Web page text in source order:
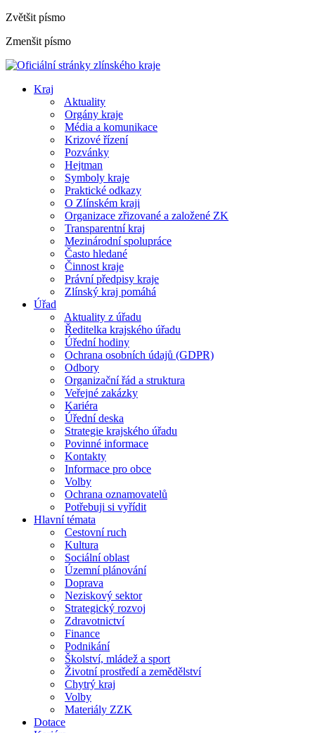
Zvětšit písmo
Zmenšit písmo
Kraj
Aktuality
Orgány kraje
Média a komunikace
Krizové řízení
Pozvánky
Hejtman
Symboly kraje
Praktické odkazy
O Zlínském kraji
Organizace zřizované a založené ZK
Transparentní kraj
Mezinárodní spolupráce
Často hledané
Činnost kraje
Právní předpisy kraje
Zlínský kraj pomáhá
Úřad
Aktuality z úřadu
Ředitelka krajského úřadu
Úřední hodiny
Ochrana osobních údajů (GDPR)
Odbory
Organizační řád a struktura
Veřejné zakázky
Kariéra
Úřední deska
Strategie krajského úřadu
Povinné informace
Kontakty
Informace pro obce
Volby
Ochrana oznamovatelů
Potřebuji si vyřídit
Hlavní témata
Cestovní ruch
Kultura
Sociální oblast
Územní plánování
Doprava
Neziskový sektor
Strategický rozvoj
Zdravotnictví
Finance
Podnikání
Školství, mládež a sport
Životní prostředí a zemědělství
Chytrý kraj
Volby
Materiály ZZK
Dotace